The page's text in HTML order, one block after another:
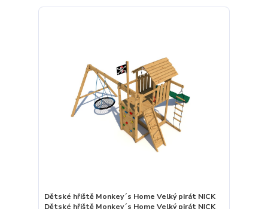
Dětské hřiště Monkey´s Home Velký pirát NICK
Dětské hřiště Monkey´s Home Velký pirát NICK